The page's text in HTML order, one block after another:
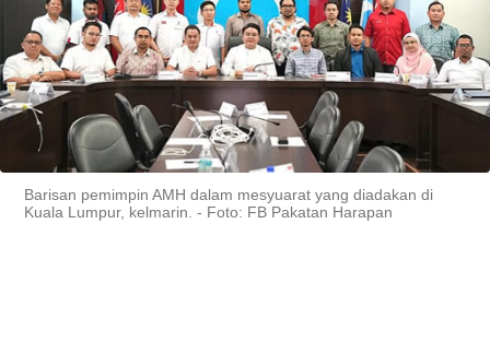
Barisan pemimpin AMH dalam mesyuarat yang diadakan di
Kuala Lumpur, kelmarin. - Foto: FB Pakatan Harapan